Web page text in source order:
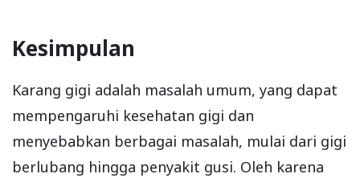
Kesimpulan
Karang gigi adalah masalah umum, yang dapat
mempengaruhi kesehatan gigi dan
menyebabkan berbagai masalah, mulai dari gigi
berlubang hingga penyakit gusi. Oleh karena